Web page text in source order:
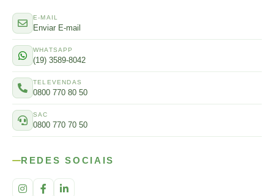
E-MAIL
Enviar E-mail
WHATSAPP
(19) 3589-8042
TELEVENDAS
0800 770 80 50
SAC
0800 770 70 50
REDES SOCIAIS